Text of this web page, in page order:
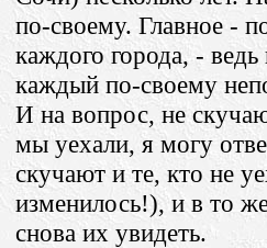
по-своему. Главное -
каждого города, -
каждый по-своему
И на вопрос, не
мы уехали, я могу
скучают и те, кто не
изменилось!), и в то
снова их увидеть.